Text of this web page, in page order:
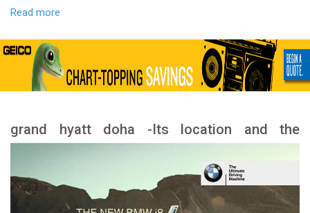
Read more
grand hyatt doha -Its location and the